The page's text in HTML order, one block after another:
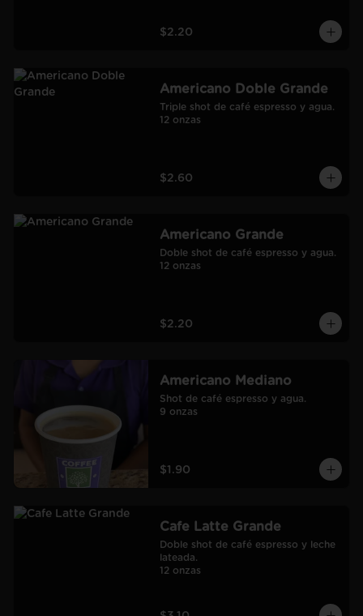
$2.20
Americano Doble Grande
Triple shot de café espresso y agua.
12 onzas
$2.60
Americano Grande
Doble shot de café espresso y agua.
12 onzas
$2.20
Americano Mediano
Shot de café espresso y agua.
9 onzas
$1.90
Cafe Latte Grande
Doble shot de café espresso y leche
lateada.
12 onzas